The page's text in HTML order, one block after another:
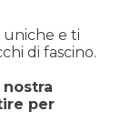
uniche e ti
di fascino.
nostra
per